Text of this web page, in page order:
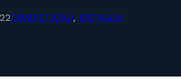
COMPETIÇÃO, ESTRADA